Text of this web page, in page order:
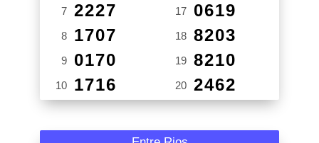
7 2227
8 1707
9 0170
10 1716
17 0619
18 8203
19 8210
20 2462